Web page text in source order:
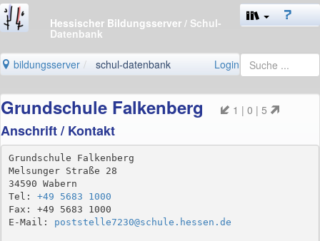
Hessischer Bildungsserver / Schul-
Datenbank
bildungsserver schul-datenbank Login
Grundschule Falkenberg 1 | 0 | 5
Anschrift / Kontakt
Grundschule Falkenberg
Melsunger Straße 28
34590 Wabern
Tel: +49 5683 1000
Fax: +49 5683 1000
E-Mail: poststelle7230@schule.hessen.de